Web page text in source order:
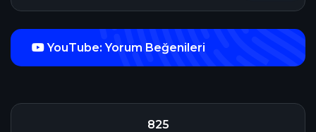
YouTube: Yorum Beğenileri
825